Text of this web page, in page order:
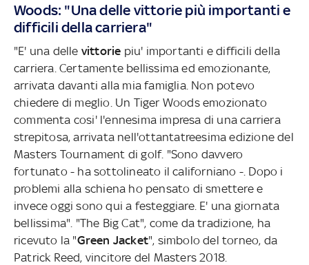
Woods: "Una delle vittorie più importanti e
difficili della carriera"
"E' una delle vittorie piu' importanti e difficili della
carriera. Certamente bellissima ed emozionante,
arrivata davanti alla mia famiglia. Non potevo
chiedere di meglio. Un Tiger Woods emozionato
commenta cosi' l'ennesima impresa di una carriera
strepitosa, arrivata nell'ottantatreesima edizione del
Masters Tournament di golf. "Sono davvero
fortunato - ha sottolineato il californiano -. Dopo i
problemi alla schiena ho pensato di smettere e
invece oggi sono qui a festeggiare. E' una giornata
bellissima". "The Big Cat", come da tradizione, ha
ricevuto la "Green Jacket", simbolo del torneo, da
Patrick Reed, vincitore del Masters 2018.